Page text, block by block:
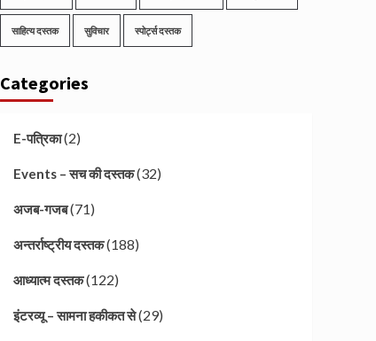
साहित्य दस्तक सुविचार स्पोर्ट्स दस्तक
Categories
E-पत्रिका(2)
Events – सच की दस्तक(32)
अजब-गजब(71)
अन्तर्राष्ट्रीय दस्तक(188)
आध्यात्म दस्तक(122)
इंटरव्यू – सामना हकीकत से(29)